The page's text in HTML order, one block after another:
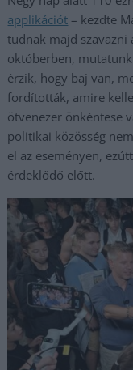
applikációt – kezdte
tudnak majd
októberben,
érzik, hogy baj van,
fordították, amire
ötvenezer önkéntese
politikai közösség
el az eseményen,
érdeklődő előtt.